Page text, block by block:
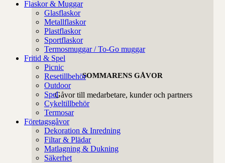
SOMMARENS GÅVOR
Gåvor till medarbetare, kunder och partners
Flaskor & Muggar
Glasflaskor
Metallflaskor
Plastflaskor
Sportflaskor
Termosmuggar / To-Go muggar
Fritid & Spel
Picnic
Resetillbehör
Outdoor
Spel
Cykeltillbehör
Termosar
Företagsgåvor
Dekoration & Inredning
Filtar & Plädar
Matlagning & Dukning
Säkerhet